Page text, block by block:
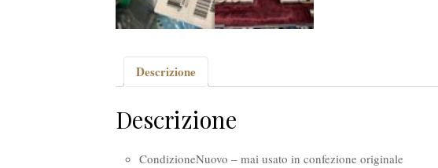
Descrizione
Descrizione
CondizioneNuovo – mai usato in confezione originale